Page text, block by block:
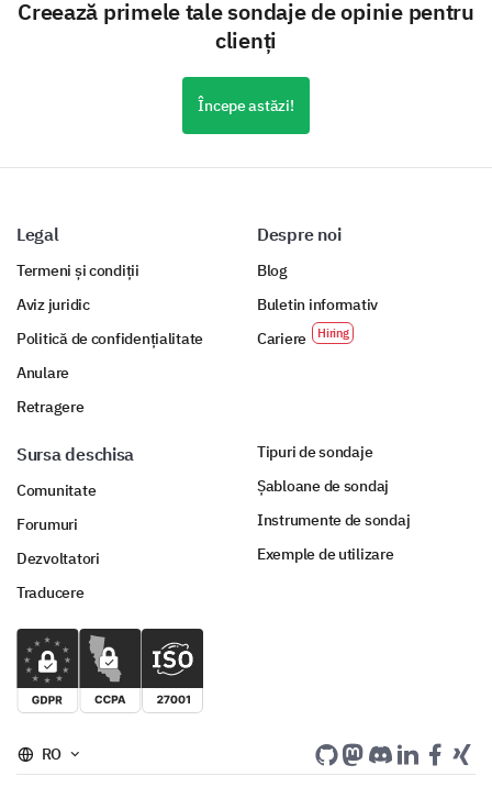
Creează primele tale sondaje de opinie pentru
clienți
Începe astăzi!
Legal
Termeni și condiții
Aviz juridic
Politică de confidențialitate
Anulare
Retragere
Despre noi
Blog
Buletin informativ
Cariere
Sursa deschisa
Comunitate
Forumuri
Dezvoltatori
Traducere
Tipuri de sondaje
Șabloane de sondaj
Instrumente de sondaj
Exemple de utilizare
RO